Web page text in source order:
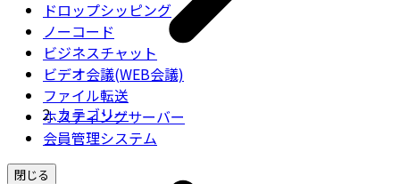
ドロップシッピング
ノーコード
ビジネスチャット
ビデオ会議(WEB会議)
ファイル転送
ホスティングサーバー
会員管理システム
閉じる
カテゴリー